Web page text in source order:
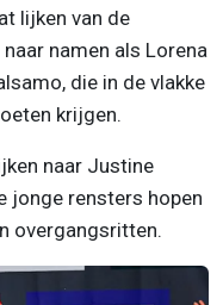
lijken van de
namen als Lorena
, die in de vlakke
krijgen.
naar Justine
jonge rensters hopen
overgangsritten.